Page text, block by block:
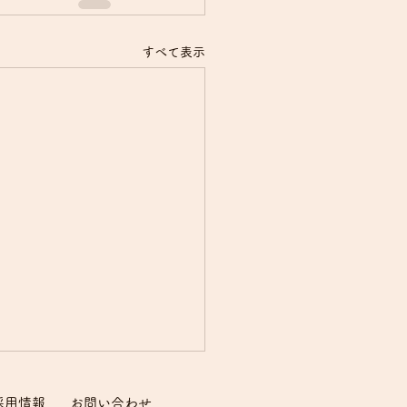
すべて表示
​お問い合わせ
用情報